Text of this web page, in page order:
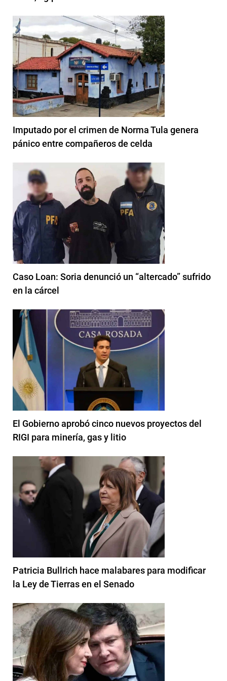
Imputado por el crimen de Norma Tula genera
pánico entre compañeros de celda
Caso Loan: Soria denunció un “altercado” sufrido
en la cárcel
El Gobierno aprobó cinco nuevos proyectos del
RIGI para minería, gas y litio
Patricia Bullrich hace malabares para modificar
la Ley de Tierras en el Senado